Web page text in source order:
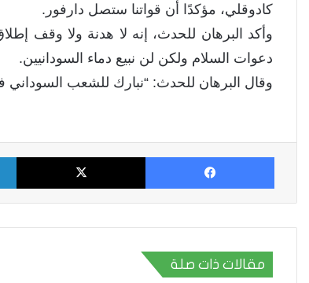
كادوقلي، مؤكدًا أن قواتنا ستصل دارفور.
وأكد البرهان للحدث، إنه لا هدنة ولا وقف
دعوات السلام ولكن لن نبيع دماء السودانيين.
وقال البرهان للحدث: “نبارك للشعب
فيسبوك X
مقالات ذات صلة